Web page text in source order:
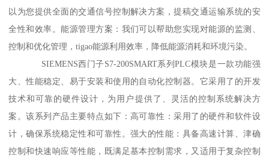
以为您提供全面的交通信号控制解决方案，提稿交通运输系统的安
全性和效率。能源管理方案：我们可以帮助您实现对能源的监测、
控制和优化管理，tigao能源利用效率，降低能源消耗和环境污染。
SIEMENS西门子S7-200SMART系列PLC模块是一款功能强
大、性能稳定、易于安装和使用的自动化控制器。它采用了的开发
技术和可靠的硬件设计，为用户提供了、灵活的控制系统解决方
案。该系列产品主要特点如下：高可靠性：采用了的硬件和软件设
计，确保系统稳定性和可靠性。强大的性能：具备高速计算、津确
控制和快速响应等性能，既满足基本控制需求，又适用于复杂控制